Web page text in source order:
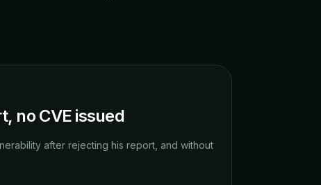
no CVE issued
after rejecting his report, and without